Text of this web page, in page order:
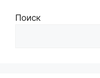
Поиск